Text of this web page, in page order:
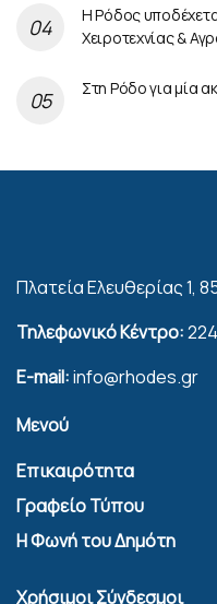
Η Ρόδος
Χειροτεχνίας &
Στη Ρόδο για μία
Πλατεία Ελευθερίας 1,
Τηλεφωνικό Κέντρο:
E-mail:info@rhodes.gr
Μενού
Επικαιρότητα
Γραφείο Τύπου
Η Φωνή του Δημότη
Χρήσιμοι Σύνδεσμοι